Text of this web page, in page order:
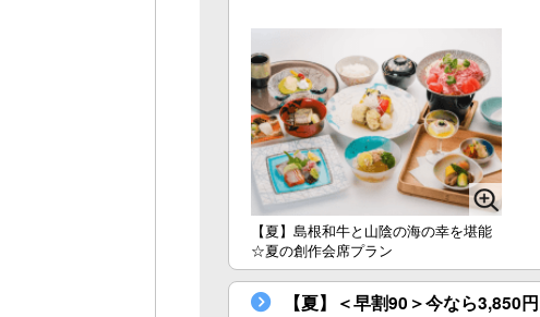
【夏】島根和牛と山陰の海の幸を堪能
☆夏の創作会席プラン
【夏】＜早割90＞今なら